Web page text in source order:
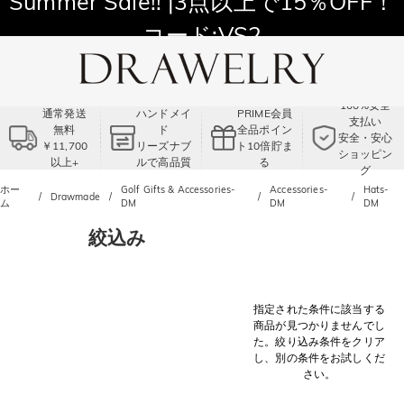
コード:VS2
通常発送
無料
￥11,700
以上+
ハンドメイ
ド
リーズナブ
ルで高品質
PRIME会員
全品ポイン
ト10倍貯ま
る
100%安全
支払い
安全・安心
ショッピン
グ
ホー
ム
Drawmade
Golf Gifts & Accessories-
DM
Accessories-
DM
Hats-
DM
絞込み
指定された条件に該当する
商品が見つかりませんでし
た。絞り込み条件をクリア
し、別の条件をお試しくだ
さい。